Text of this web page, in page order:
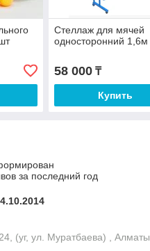
Стеллаж для мячей
односторонний 1,6м
58 000₸
Купить
за последний год
(уг, ул. Муратбаева) ,